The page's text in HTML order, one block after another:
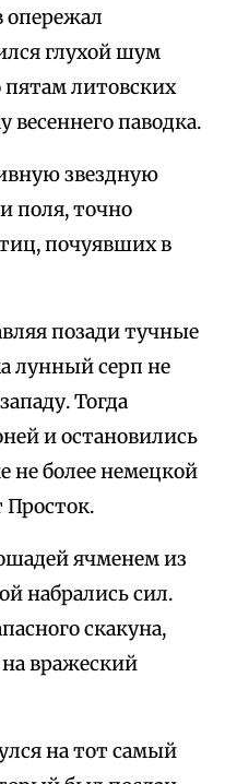
опережал
глухой шум
пятам литовских
паводка.
звездную
поля, точно
почуявших в
позади тучные
лунный серп не
Тогда
и остановились
не более немецкой
Просток.
ячменем из
набрались сил.
скакуна,
на вражеский
на тот самый